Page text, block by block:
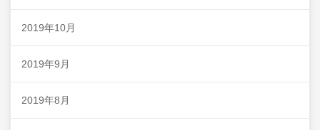
2019年10月
2019年9月
2019年8月